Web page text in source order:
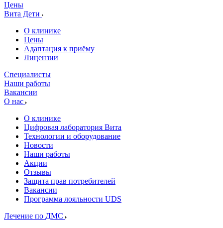
Цены
Вита Дети
О клинике
Цены
Адаптация к приёму
Лицензии
Специалисты
Наши работы
Вакансии
О нас
О клинике
Цифровая лаборатория Вита
Технологии и оборудование
Новости
Наши работы
Акции
Отзывы
Защита прав потребителей
Вакансии
Программа лояльности UDS
Лечение по ДМС